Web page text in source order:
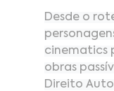
Desde o
cinematics
obras
Direito